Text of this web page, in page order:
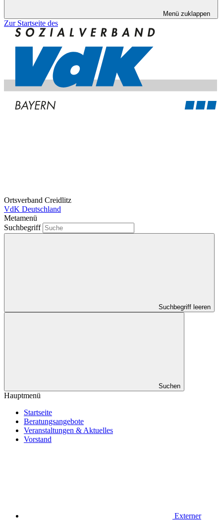
Menü zuklappen
Zur Startseite des
Ortsverband Creidlitz
VdK Deutschland
Metamenü
Suchbegriff
Suchbegriff leeren
Suchen
Hauptmenü
Startseite
Beratungsangebote
Veranstaltungen & Aktuelles
Vorstand
Externer